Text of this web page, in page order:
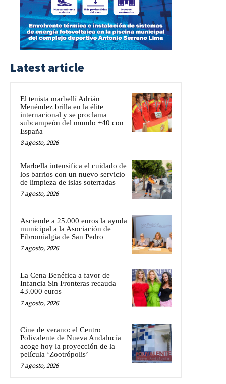
Latest article
El tenista marbellí Adrián
Menéndez brilla en la élite
internacional y se proclama
subcampeón del mundo +40 con
España
8 agosto, 2026
Marbella intensifica el cuidado de
los barrios con un nuevo servicio
de limpieza de islas soterradas
7 agosto, 2026
Asciende a 25.000 euros la ayuda
municipal a la Asociación de
Fibromialgia de San Pedro
7 agosto, 2026
La Cena Benéfica a favor de
Infancia Sin Fronteras recauda
43.000 euros
7 agosto, 2026
Cine de verano: el Centro
Polivalente de Nueva Andalucía
acoge hoy la proyección de la
película ‘Zootrópolis’
7 agosto, 2026